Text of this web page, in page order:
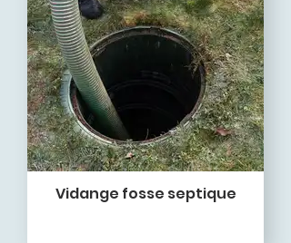
Vidange fosse septique